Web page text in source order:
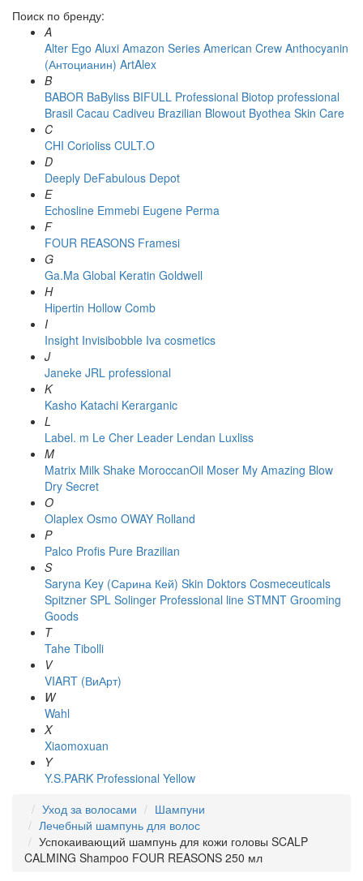
Поиск по бренду:
A
Alter Ego Aluxi Amazon Series American Crew Anthocyanin
(Антоцианин) ArtAlex
B
BABOR BaByliss BIFULL Professional Biotop professional
Brasil Cacau Сadiveu Brazilian Blowout Byothea Skin Care
C
CHI Corioliss CULT.O
D
Deeply DeFabulous Depot
E
Echosline Emmebi Eugene Perma
F
FOUR REASONS Framesi
G
Ga.Ma Global Keratin Goldwell
H
Hipertin Hollow Comb
I
Insight Invisibobble Iva cosmetics
J
Janeke JRL professional
K
Kasho Katachi Kerarganic
L
Label. m Le Cher Leader Lendan Luxliss
M
Matrix Milk Shake MoroccanOil Moser My Amazing Blow
Dry Secret
O
Olaplex Osmo OWAY Rolland
P
Palco Profis Pure Brazilian
S
Saryna Key (Сарина Кей) Skin Doktors Cosmeceuticals
Spitzner SPL Solinger Professional line STMNT Grooming
Goods
T
Tahe Tibolli
V
VIART (ВиАрт)
W
Wahl
X
Xiaomoxuan
Y
Y.S.PARK Professional Yellow
Уход за волосами
Шампуни
Лечебный шампунь для волос
Успокаивающий шампунь для кожи головы SCALP
CALMING Shampoo FOUR REASONS 250 мл